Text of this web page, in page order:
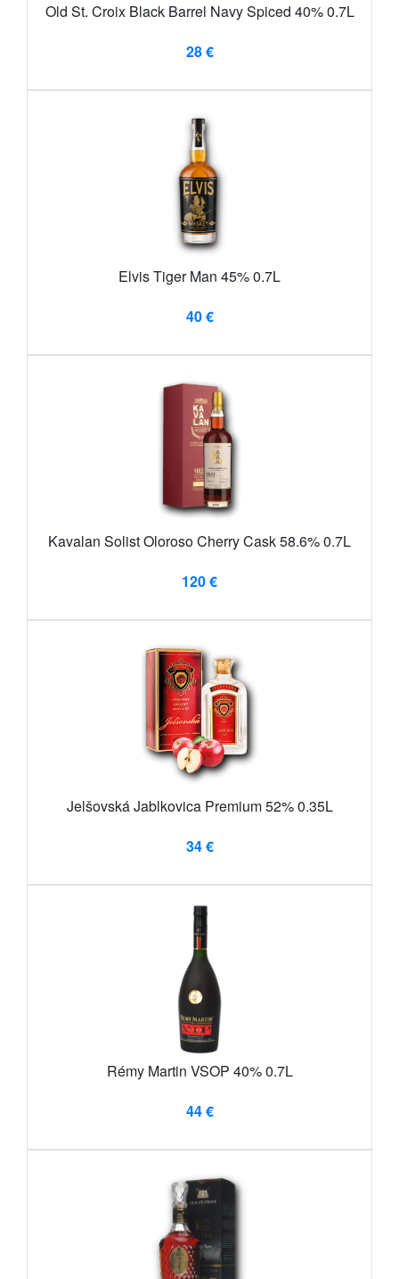
Old St. Croix Black Barrel Navy Spiced 40% 0.7L
28 €
Elvis Tiger Man 45% 0.7L
40 €
Kavalan Solist Oloroso Cherry Cask 58.6% 0.7L
120 €
Jelšovská Jablkovica Premium 52% 0.35L
34 €
Rémy Martin VSOP 40% 0.7L
44 €